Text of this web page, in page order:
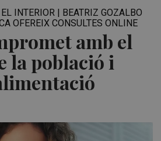
amb el
la població i
INTERIOR | BEATRIZ GOZALBO
OFEREIX CONSULTES ONLINE